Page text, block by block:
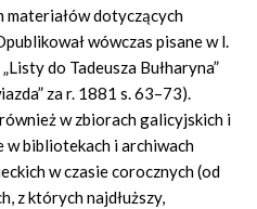
materiałów dotyczących
wówczas pisane w l.
do Tadeusza Bułharyna”
za r. 1881 s. 63–73).
w zbiorach galicyjskich i
w bibliotekach i archiwach
w czasie corocznych (od
z których najdłuższy,